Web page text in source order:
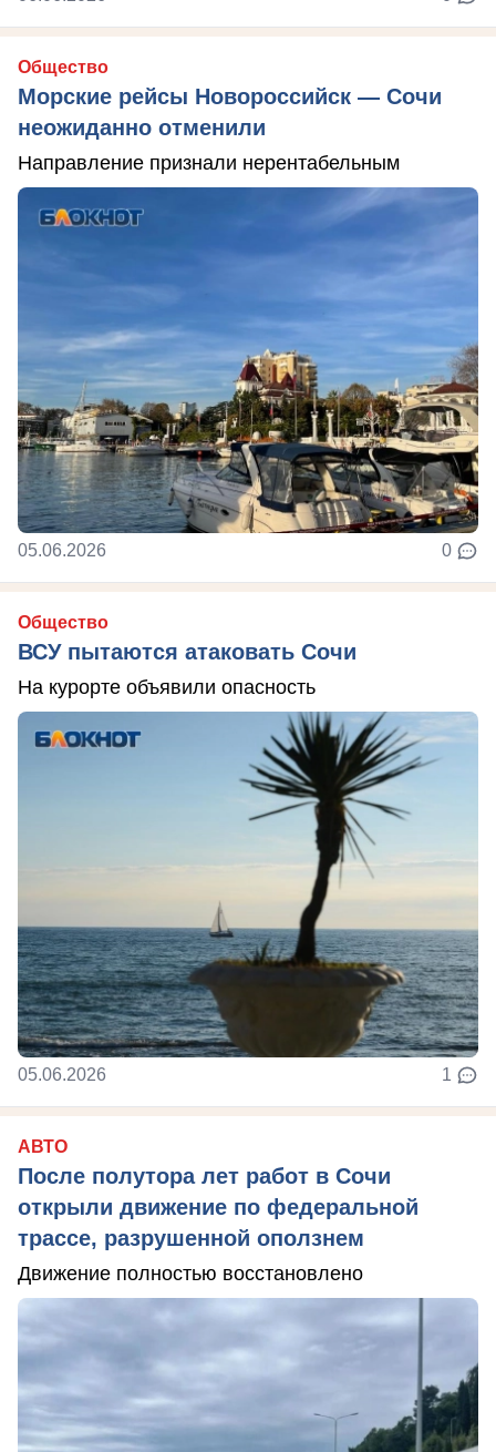
Общество
Морские рейсы Новороссийск — Сочи
неожиданно отменили
Направление признали нерентабельным
05.06.2026 0
Общество
ВСУ пытаются атаковать Сочи
На курорте объявили опасность
05.06.2026 1
АВТО
После полутора лет работ в Сочи
открыли движение по федеральной
трассе, разрушенной оползнем
Движение полностью восстановлено